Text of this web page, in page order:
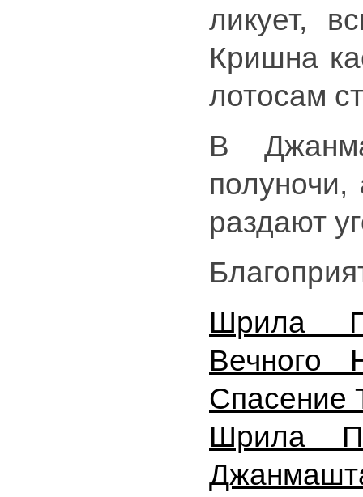
ликует,
Кришна
лотосам
В
раздают
Шрила
Вечного
Спасение
Шрила